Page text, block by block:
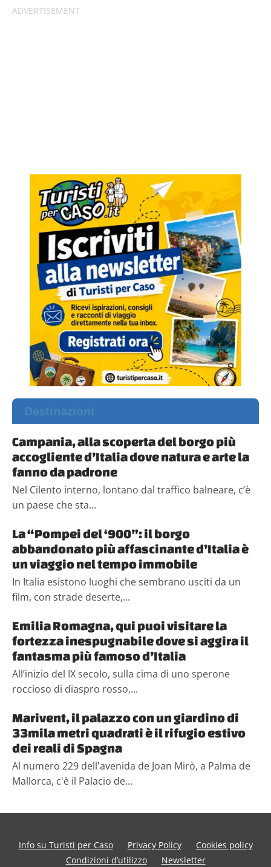
Destinazioni
Campania, alla scoperta del borgo più
accogliente d’Italia dove natura e arte la
fanno da padrone
Nel Cilento interno, lontano dal traffico balneare, c’è
un paese che sta...
La “Pompei del ‘900”: il borgo
abbandonato più affascinante d’Italia è
un viaggio nel tempo immobile
In Italia esistono luoghi che sembrano usciti da un
film, con strade deserte,...
Emilia Romagna, qui puoi visitare la
fortezza inespugnabile dove si aggira il
fantasma più famoso d’Italia
All’inizio del IX secolo, sulla cima di uno sperone
roccioso di diaspro rosso,...
Marivent, il palazzo con un giardino di
33mila metri quadrati è il rifugio estivo
dei reali di Spagna
Al numero 229 dell'avenida de Joan Mirò, a Palma de
Mallorca, c'è il Palacio de...
Info su Turisti per Caso Privacy Policy
Cookies policy
Condizioni d’utilizzo
Newsletter